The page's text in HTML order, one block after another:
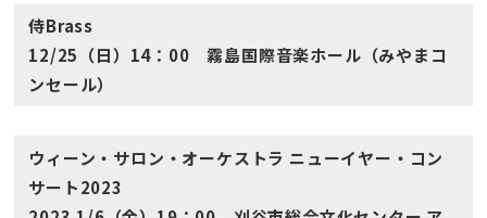
侍Brass
12/25（日）14：00 霧島国際音楽ホール（みやまコ
ンセール）
ウィーン・サロン・オーケストラ ニューイヤー・コン
サート2023